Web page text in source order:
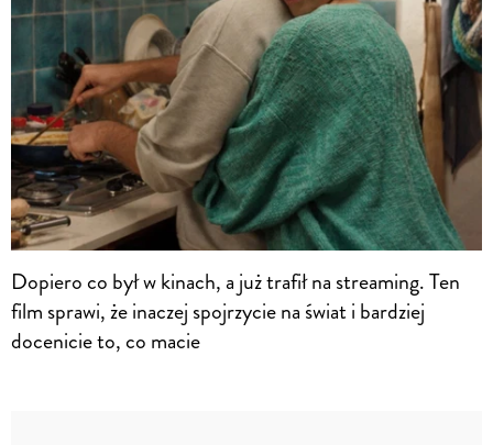
Dopiero co był w kinach, a już trafił na streaming. Ten
film sprawi, że inaczej spojrzycie na świat i bardziej
docenicie to, co macie